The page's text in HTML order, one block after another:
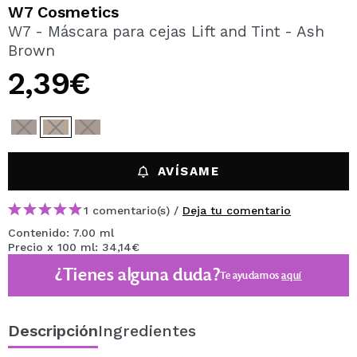
Al crear una cuenta en Maquillalia.com podrás realizar
tus compras rápidamente, revisar el estado de tus
W7 Cosmetics
W7 - Máscara para cejas Lift and Tint - Ash
Brown
2,39€
AVÍSAME
1 comentario(s) / Deja tu comentario
Contenido: 7.00 ml
Precio x 100 ml: 34,14€
¿Tienes alguna duda?Te ayudamosaquí
DescripciónIngredientes